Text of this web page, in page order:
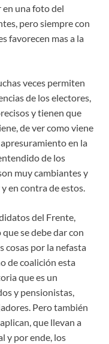
una foto del
pero siempre con
favorecen mas a la
veces permiten
de los electores,
y tienen que
de ver como viene
en la
de los
muy cambiantes y
en contra de estos.
del Frente,
se debe dar con
cosas por la nefasta
de coalición esta
que es un
y pensionistas,
Pero también
que llevan a
y por ende, los